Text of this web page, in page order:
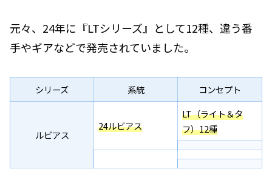
元々、24年に『LTシリーズ』として12種、違う番
手やギアなどで発売されていました。
シリーズ 系統 コンセプト
ルビアス
24ルビアス
LT（ライト＆タ
フ）12種